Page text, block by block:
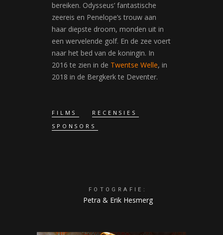
bereiken. Odysseus’ fantastische
zeereis en Penelope’s trouw aan
haar diepste droom, monden uit in
een wervelende golf. En de zee voert
naar het bed van de koningin. In
2016 te zien in de Twentse Welle, in
2018 in de Bergkerk te Deventer.
FILMS
RECENSIES
SPONSORS
FOTOGRAFIE:
Petra & Erik Hesmerg